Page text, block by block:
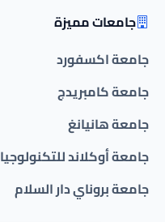
جامعات مميزة
جامعة اكسفورد
جامعة كامبريدج
جامعة هانيانغ
جامعة أوكلاند للتكنولوجيا
جامعة بروناي دار السلام